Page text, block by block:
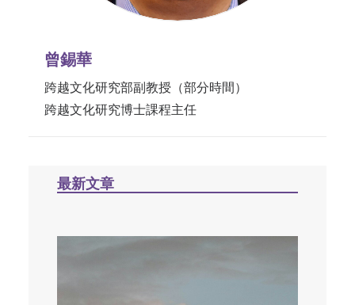
曾錫華
跨越文化研究部副教授（部分時間）
跨越文化研究博士課程主任
最新文章